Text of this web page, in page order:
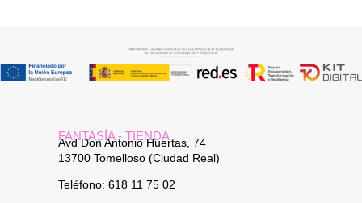
FANTASÍA - TIENDA
Avd Don Antonio Huertas, 74
13700 Tomelloso (Ciudad Real)
Teléfono: 618 11 75 02